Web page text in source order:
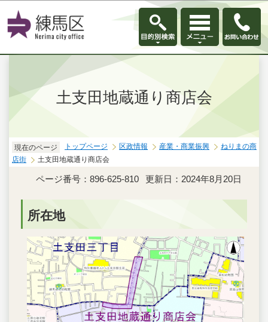
このページの本文へ移動
土支田地蔵通り商店会
現在のページ トップページ 区政情報 産業・商業振興
ねりまの商
店街
土支田地蔵通り商店会
ページ番号：896-625-810 更新日：2024年8月20日
所在地